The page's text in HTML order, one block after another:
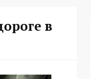
в